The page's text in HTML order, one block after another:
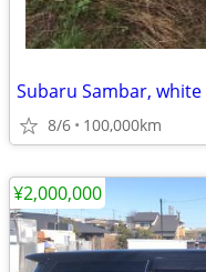
Subaru Sambar, white
8/6 100,000km
¥2,000,000